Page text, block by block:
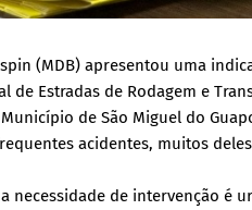
(MDB) apresentou uma
de Estradas de Rodagem e
de São Miguel do
acidentes, muitos
necessidade de intervenção é